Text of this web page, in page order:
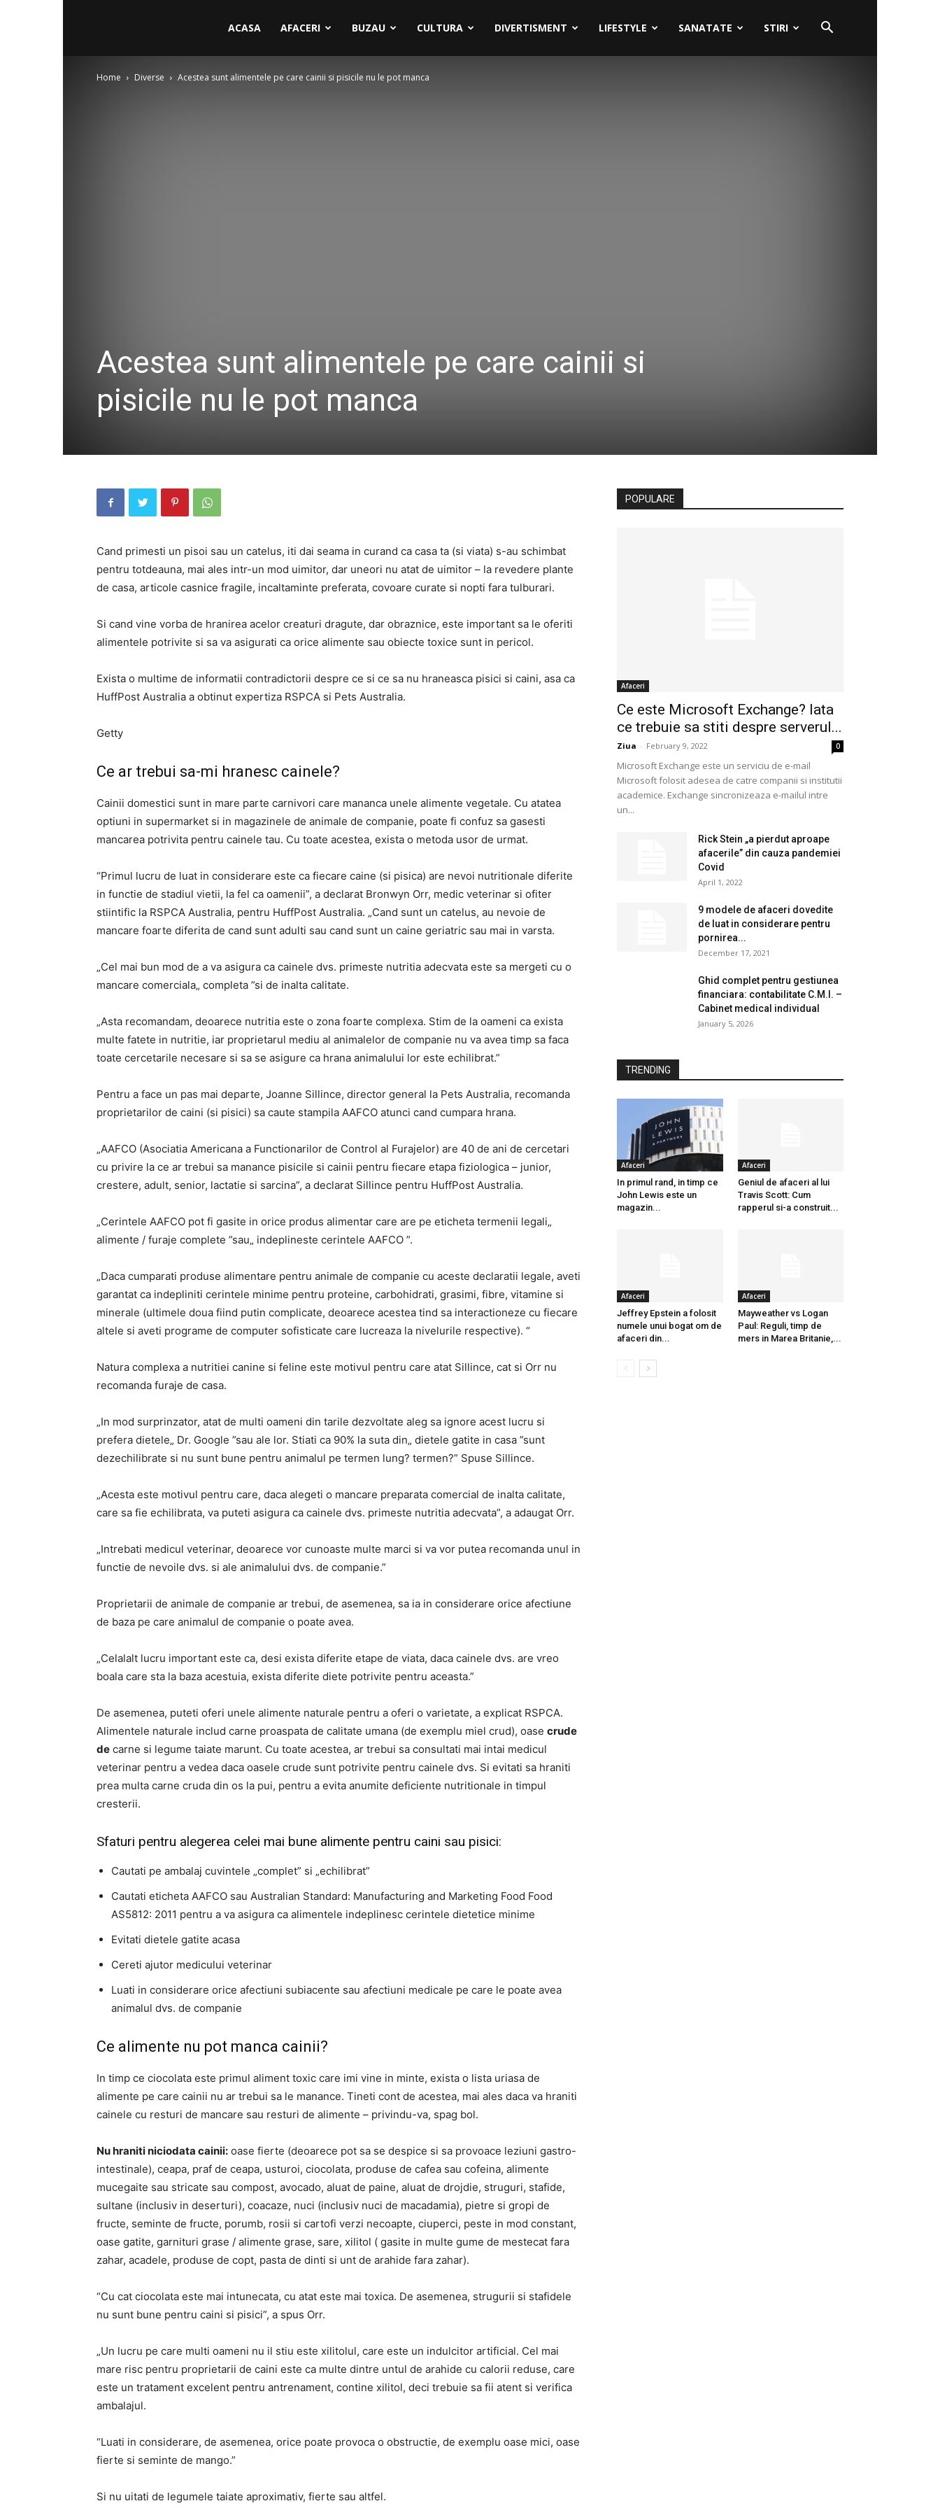
ACASA AFACERI BUZAU CULTURA DIVERTISMENT LIFESTYLE SANATATE STIRI
Home Diverse Acestea sunt alimentele pe care cainii si pisicile nu le pot manca
Acestea sunt alimentele pe care cainii si
pisicile nu le pot manca
Cand primesti un pisoi sau un catelus, iti dai seama in curand ca casa ta (si viata) s-au schimbat
pentru totdeauna, mai ales intr-un mod uimitor, dar uneori nu atat de uimitor – la revedere plante
de casa, articole casnice fragile, incaltaminte preferata, covoare curate si nopti fara tulburari.
Si cand vine vorba de hranirea acelor creaturi dragute, dar obraznice, este important sa le oferiti
alimentele potrivite si sa va asigurati ca orice alimente sau obiecte toxice sunt in pericol.
Exista o multime de informatii contradictorii despre ce si ce sa nu hraneasca pisici si caini, asa ca
HuffPost Australia a obtinut expertiza RSPCA si Pets Australia.
Getty
Ce ar trebui sa-mi hranesc cainele?
Cainii domestici sunt in mare parte carnivori care mananca unele alimente vegetale. Cu atatea
optiuni in supermarket si in magazinele de animale de companie, poate fi confuz sa gasesti
mancarea potrivita pentru cainele tau. Cu toate acestea, exista o metoda usor de urmat.
“Primul lucru de luat in considerare este ca fiecare caine (si pisica) are nevoi nutritionale diferite
in functie de stadiul vietii, la fel ca oamenii”, a declarat Bronwyn Orr, medic veterinar si ofiter
stiintific la RSPCA Australia, pentru HuffPost Australia. „Cand sunt un catelus, au nevoie de
mancare foarte diferita de cand sunt adulti sau cand sunt un caine geriatric sau mai in varsta.
„Cel mai bun mod de a va asigura ca cainele dvs. primeste nutritia adecvata este sa mergeti cu o
mancare comerciala„ completa ”si de inalta calitate.
„Asta recomandam, deoarece nutritia este o zona foarte complexa. Stim de la oameni ca exista
multe fatete in nutritie, iar proprietarul mediu al animalelor de companie nu va avea timp sa faca
toate cercetarile necesare si sa se asigure ca hrana animalului lor este echilibrat.”
Pentru a face un pas mai departe, Joanne Sillince, director general la Pets Australia, recomanda
proprietarilor de caini (si pisici) sa caute stampila AAFCO atunci cand cumpara hrana.
„AAFCO (Asociatia Americana a Functionarilor de Control al Furajelor) are 40 de ani de cercetari
cu privire la ce ar trebui sa manance pisicile si cainii pentru fiecare etapa fiziologica – junior,
crestere, adult, senior, lactatie si sarcina”, a declarat Sillince pentru HuffPost Australia.
„Cerintele AAFCO pot fi gasite in orice produs alimentar care are pe eticheta termenii legali„
alimente / furaje complete ”sau„ indeplineste cerintele AAFCO ”.
„Daca cumparati produse alimentare pentru animale de companie cu aceste declaratii legale, aveti
garantat ca indepliniti cerintele minime pentru proteine, carbohidrati, grasimi, fibre, vitamine si
minerale (ultimele doua fiind putin complicate, deoarece acestea tind sa interactioneze cu fiecare
altele si aveti programe de computer sofisticate care lucreaza la nivelurile respective). “
Natura complexa a nutritiei canine si feline este motivul pentru care atat Sillince, cat si Orr nu
recomanda furaje de casa.
„In mod surprinzator, atat de multi oameni din tarile dezvoltate aleg sa ignore acest lucru si
prefera dietele„ Dr. Google ”sau ale lor. Stiati ca 90% la suta din„ dietele gatite in casa ”sunt
dezechilibrate si nu sunt bune pentru animalul pe termen lung? termen?” Spuse Sillince.
„Acesta este motivul pentru care, daca alegeti o mancare preparata comercial de inalta calitate,
care sa fie echilibrata, va puteti asigura ca cainele dvs. primeste nutritia adecvata”, a adaugat Orr.
„Intrebati medicul veterinar, deoarece vor cunoaste multe marci si va vor putea recomanda unul in
functie de nevoile dvs. si ale animalului dvs. de companie.”
Proprietarii de animale de companie ar trebui, de asemenea, sa ia in considerare orice afectiune
de baza pe care animalul de companie o poate avea.
„Celalalt lucru important este ca, desi exista diferite etape de viata, daca cainele dvs. are vreo
boala care sta la baza acestuia, exista diferite diete potrivite pentru aceasta.”
De asemenea, puteti oferi unele alimente naturale pentru a oferi o varietate, a explicat RSPCA.
Alimentele naturale includ carne proaspata de calitate umana (de exemplu miel crud), oase crude
de carne si legume taiate marunt. Cu toate acestea, ar trebui sa consultati mai intai medicul
veterinar pentru a vedea daca oasele crude sunt potrivite pentru cainele dvs. Si evitati sa hraniti
prea multa carne cruda din os la pui, pentru a evita anumite deficiente nutritionale in timpul
cresterii.
Sfaturi pentru alegerea celei mai bune alimente pentru caini sau pisici:
Cautati pe ambalaj cuvintele „complet” si „echilibrat”
Cautati eticheta AAFCO sau Australian Standard: Manufacturing and Marketing Food Food
AS5812: 2011 pentru a va asigura ca alimentele indeplinesc cerintele dietetice minime
Evitati dietele gatite acasa
Cereti ajutor medicului veterinar
Luati in considerare orice afectiuni subiacente sau afectiuni medicale pe care le poate avea
animalul dvs. de companie
Ce alimente nu pot manca cainii?
In timp ce ciocolata este primul aliment toxic care imi vine in minte, exista o lista uriasa de
alimente pe care cainii nu ar trebui sa le manance. Tineti cont de acestea, mai ales daca va hraniti
cainele cu resturi de mancare sau resturi de alimente – privindu-va, spag bol.
Nu hraniti niciodata cainii: oase fierte (deoarece pot sa se despice si sa provoace leziuni gastro-
intestinale), ceapa, praf de ceapa, usturoi, ciocolata, produse de cafea sau cofeina, alimente
mucegaite sau stricate sau compost, avocado, aluat de paine, aluat de drojdie, struguri, stafide,
sultane (inclusiv in deserturi), coacaze, nuci (inclusiv nuci de macadamia), pietre si gropi de
fructe, seminte de fructe, porumb, rosii si cartofi verzi necoapte, ciuperci, peste in mod constant,
oase gatite, garnituri grase / alimente grase, sare, xilitol ( gasite in multe gume de mestecat fara
zahar, acadele, produse de copt, pasta de dinti si unt de arahide fara zahar).
“Cu cat ciocolata este mai intunecata, cu atat este mai toxica. De asemenea, strugurii si stafidele
nu sunt bune pentru caini si pisici”, a spus Orr.
„Un lucru pe care multi oameni nu il stiu este xilitolul, care este un indulcitor artificial. Cel mai
mare risc pentru proprietarii de caini este ca multe dintre untul de arahide cu calorii reduse, care
este un tratament excelent pentru antrenament, contine xilitol, deci trebuie sa fii atent si verifica
ambalajul.
“Luati in considerare, de asemenea, orice poate provoca o obstructie, de exemplu oase mici, oase
fierte si seminte de mango.”
Si nu uitati de legumele taiate aproximativ, fierte sau altfel.
POPULARE
Afaceri
Ce este Microsoft Exchange? Iata
ce trebuie sa stiti despre serverul...
Ziua - February 9, 2022 0
Microsoft Exchange este un serviciu de e-mail
Microsoft folosit adesea de catre companii si institutii
academice. Exchange sincronizeaza e-mailul intre
un...
Rick Stein „a pierdut aproape
afacerile” din cauza pandemiei
Covid
April 1, 2022
9 modele de afaceri dovedite
de luat in considerare pentru
pornirea...
December 17, 2021
Ghid complet pentru gestiunea
financiara: contabilitate C.M.I. –
Cabinet medical individual
January 5, 2026
TRENDING
Afaceri
In primul rand, in timp ce
John Lewis este un
magazin...
Afaceri
Geniul de afaceri al lui
Travis Scott: Cum
rapperul si-a construit...
Afaceri
Jeffrey Epstein a folosit
numele unui bogat om de
afaceri din...
Afaceri
Mayweather vs Logan
Paul: Reguli, timp de
mers in Marea Britanie,...